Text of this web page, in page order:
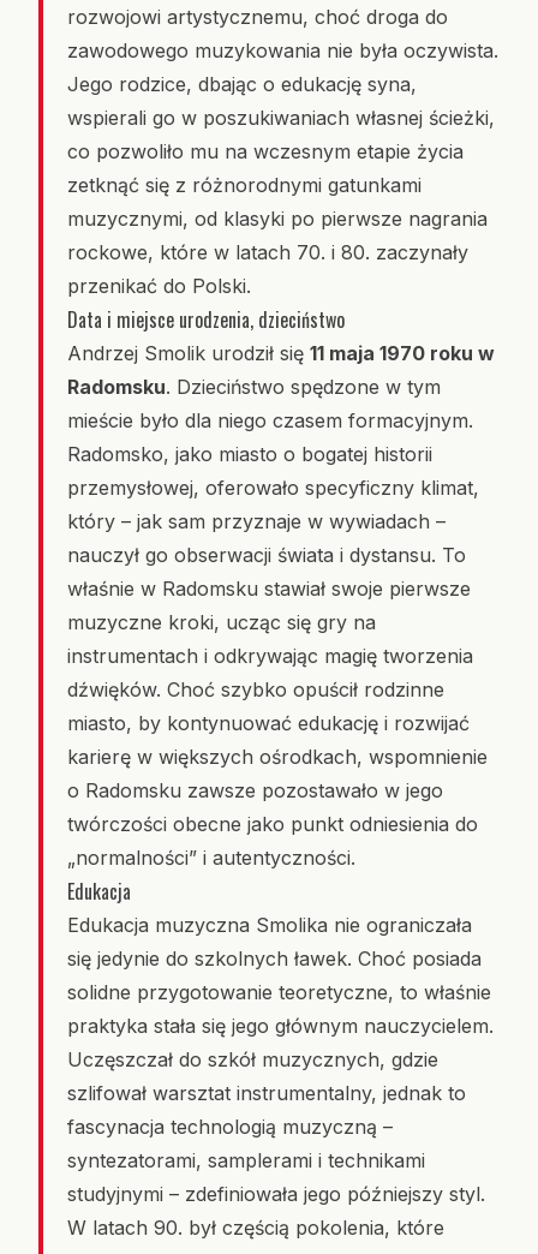
rozwojowi artystycznemu, choć droga do
zawodowego muzykowania nie była oczywista.
Jego rodzice, dbając o edukację syna,
wspierali go w poszukiwaniach własnej ścieżki,
co pozwoliło mu na wczesnym etapie życia
zetknąć się z różnorodnymi gatunkami
muzycznymi, od klasyki po pierwsze nagrania
rockowe, które w latach 70. i 80. zaczynały
przenikać do Polski.
Data i miejsce urodzenia, dzieciństwo
Andrzej Smolik urodził się 11 maja 1970 roku w
Radomsku. Dzieciństwo spędzone w tym
mieście było dla niego czasem formacyjnym.
Radomsko, jako miasto o bogatej historii
przemysłowej, oferowało specyficzny klimat,
który – jak sam przyznaje w wywiadach –
nauczył go obserwacji świata i dystansu. To
właśnie w Radomsku stawiał swoje pierwsze
muzyczne kroki, ucząc się gry na
instrumentach i odkrywając magię tworzenia
dźwięków. Choć szybko opuścił rodzinne
miasto, by kontynuować edukację i rozwijać
karierę w większych ośrodkach, wspomnienie
o Radomsku zawsze pozostawało w jego
twórczości obecne jako punkt odniesienia do
„normalności” i autentyczności.
Edukacja
Edukacja muzyczna Smolika nie ograniczała
się jedynie do szkolnych ławek. Choć posiada
solidne przygotowanie teoretyczne, to właśnie
praktyka stała się jego głównym nauczycielem.
Uczęszczał do szkół muzycznych, gdzie
szlifował warsztat instrumentalny, jednak to
fascynacja technologią muzyczną –
syntezatorami, samplerami i technikami
studyjnymi – zdefiniowała jego późniejszy styl.
W latach 90. był częścią pokolenia, które